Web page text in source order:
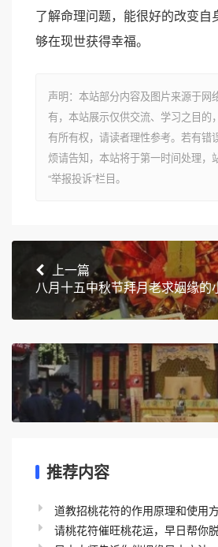
了解命理问题，能很好的改变自
够在现世获得幸福。
声明：本站部分内容及图片来源于网
有，本站展示仅供交流、学习之目的
有所有权，请读者理性参考。若有错
烦请告知，本站将于第一时间处理，
“举报投诉”栏目。
上一篇
八月十五中秋节拜月老求姻缘的
推荐内容
道教招桃花符的作用原理和使用
请桃花符催旺桃花运，早日帮你